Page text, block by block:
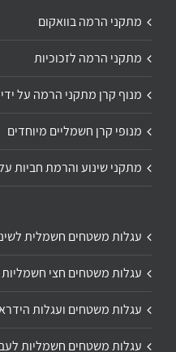
מתקני הרמה בוואקום
מתקני הרמה לזכוכיות
מנוף קרן מתקני הרמה על
מנופי קרן חשמליים מיוחדים
מתקני שינוע והרמת חביות
עגלות משטחים חשמלית
עגלות משטחים חצי חשמליות
עגלות משטחים ועגלות
עגלות משטחים חשמליות